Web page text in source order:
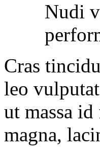
Nudi
Cras
leo
ut massa
magna,